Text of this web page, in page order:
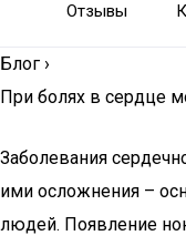
Отзывы
Блог ›
При болях в сердце
Заболевания
ими осложнения –
людей. Появление